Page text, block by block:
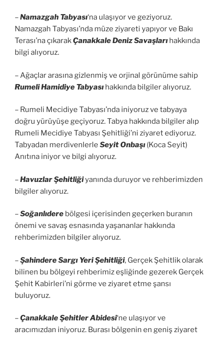
–Namazgah Tabyası‘na ulaşıyor ve geziyoruz.
Namazgah Tabyası’nda müze ziyareti yapıyor ve Bakı
Terası’na çıkarakÇanakkale Deniz Savaşları hakkında
bilgi alıyoruz.
– Ağaçlar arasına gizlenmiş ve orjinal görünüme sahip
Rumeli Hamidiye Tabyası hakkında bilgiler alıyoruz.
– Rumeli Mecidiye Tabyası’nda iniyoruz ve tabyaya
doğru yürüyüşe geçiyoruz. Tabya hakkında bilgiler alıp
Rumeli Mecidiye Tabyası Şehitliği’ni ziyaret ediyoruz.
Tabyadan merdivenlerle Seyit Onbaşı (Koca Seyit)
Anıtına iniyor ve bilgi alıyoruz.
–Havuzlar Şehitliğiyanında duruyor ve rehberimizden
bilgiler alıyoruz.
–Soğanlıdere bölgesi içerisinden geçerken buranın
önemi ve savaş esnasında yaşananlar hakkında
rehberimizden bilgiler alıyoruz.
–Şahindere Sargı Yeri Şehitliği, Gerçek Şehitlik olarak
bilinen bu bölgeyi rehberimiz eşliğinde gezerek Gerçek
Şehit Kabirleri’ni görme ve ziyaret etme şansı
buluyoruz.
–Çanakkale Şehitler Abidesi‘ne ulaşıyor ve
aracımızdan iniyoruz. Burası bölgenin en geniş ziyaret